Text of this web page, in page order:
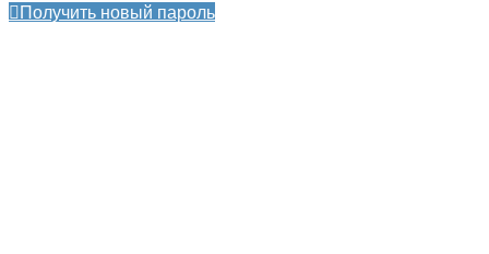
Получить новый пароль